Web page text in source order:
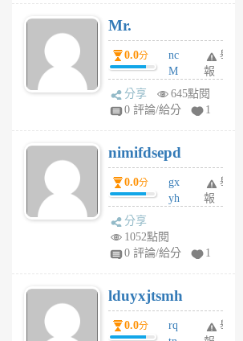
Mr.
0.0分
nc
M
U
F
U
5
個
月
舉
報
分享
645點閱
0 評論/給分
1
nimifdsepd
0.0分
gx
yh
jl
月
前
舉
報
分享
1052點閱
0 評論/給分
1
lduyxjtsmh
0.0分
rq
舉